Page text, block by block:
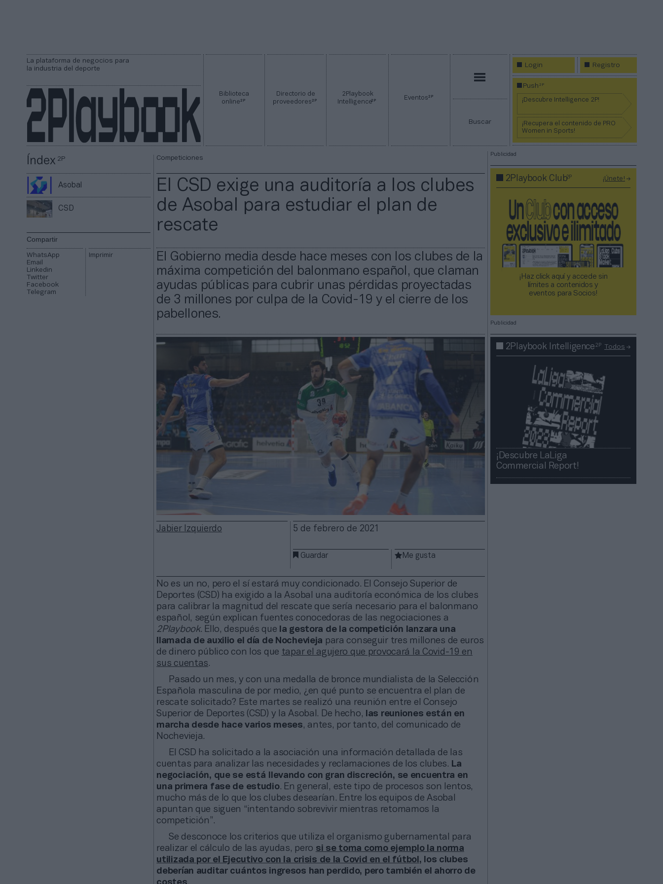
La plataforma de negocios para
la industria del deporte
Biblioteca
online2P
Directorio de
proveedores2P
2Playbook
Intelligence2P Eventos2P
Buscar
Login Registro
Push2P
¡Descubre Intelligence 2P!
¡Recupera el contenido de PRO
Women in Sports!
Índex2P
Asobal
CSD
Compartir
WhatsApp
Email
Linkedin
Twitter
Facebook
Telegram
Imprimir
Competiciones
El CSD exige una auditoría a los clubes
de Asobal para estudiar el plan de
rescate
El Gobierno media desde hace meses con los clubes de la
máxima competición del balonmano español, que claman
ayudas públicas para cubrir unas pérdidas proyectadas
de 3 millones por culpa de la Covid-19 y el cierre de los
pabellones.
Jabier Izquierdo 5 de febrero de 2021
Guardar Me gusta
No es un no, pero el sí estará muy condicionado. El Consejo Superior de
Deportes (CSD) ha exigido a la Asobal una auditoría económica de los clubes
para calibrar la magnitud del rescate que sería necesario para el balonmano
español, según explican fuentes conocedoras de las negociaciones a
2Playbook. Ello, después que
la gestora de la competición lanzara una
llamada de auxilio el día de Nochevieja para conseguir tres millones de euros
de dinero público con los que tapar el agujero que provocará la Covid-19 en
sus cuentas.
Pasado un mes, y con una medalla de bronce mundialista de la Selección
Española masculina de por medio, ¿en qué punto se encuentra el plan de
rescate solicitado? Este martes se realizó una reunión entre el Consejo
Superior de Deportes (CSD) y la Asobal. De hecho,
las reuniones están en
marcha desde hace varios meses, antes, por tanto, del comunicado de
Nochevieja.
El CSD ha solicitado a la asociación una información detallada de las
cuentas para analizar las necesidades y reclamaciones de los clubes. La
negociación, que se está llevando con gran discreción, se encuentra en
una primera fase de estudio. En general, este tipo de procesos son lentos,
mucho más de lo que los clubes desearían. Entre los equipos de Asobal
apuntan que siguen “intentando sobrevivir mientras retomamos la
competición”.
Se desconoce los criterios que utiliza el organismo gubernamental para
realizar el cálculo de las ayudas, pero si se toma como ejemplo la norma
utilizada por el Ejecutivo con la crisis de la Covid en el fútbol , los clubes
deberían auditar cuántos ingresos han perdido, pero también el ahorro de
Publicidad
2Playbook Club2P ¡Únete!
¡Haz click aquí y accede sin
límites a contenidos y
eventos para Socios!​​​​​​​
Publicidad
2Playbook Intelligence2P Todos
¡Descubre LaLiga
Commercial Report!​​